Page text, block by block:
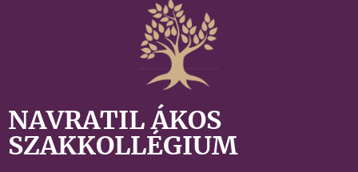
NAVRATIL ÁKOS
SZAKKOLLÉGIUM